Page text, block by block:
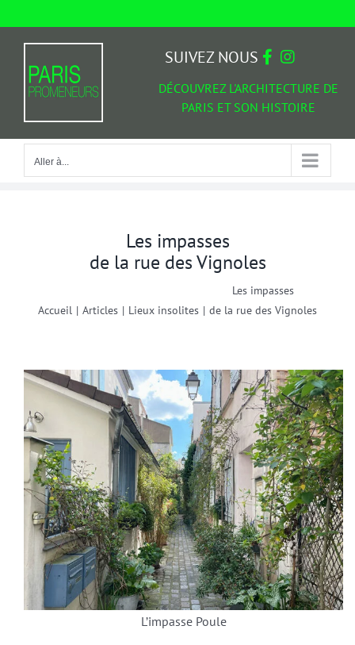
Aller à...
DÉCOUVREZ L'ARCHITECTURE DE
PARIS ET SON HISTOIRE
SUIVEZ NOUS
Aller à...
Les impasses
de la rue des Vignoles
Accueil | Articles | Lieux insolites |
Les impasses
de la rue des Vignoles
L’impasse Poule